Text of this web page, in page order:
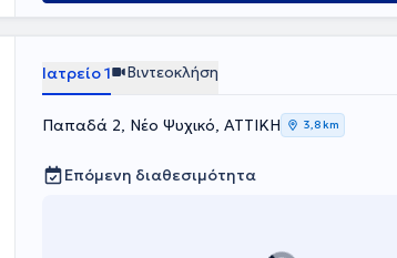
Ιατρείο 1 Βιντεοκλήση
Παπαδά 2, Νέο Ψυχικό, ΑΤΤΙΚΗ 3,8 km
Επόμενη διαθεσιμότητα